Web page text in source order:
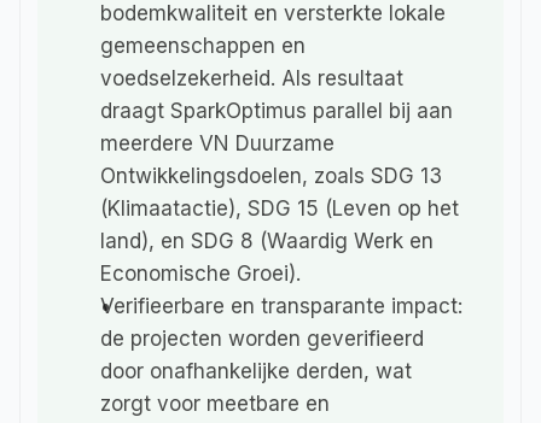
bodemkwaliteit en versterkte lokale
gemeenschappen en
voedselzekerheid. Als resultaat
draagt SparkOptimus parallel bij aan
meerdere VN Duurzame
Ontwikkelingsdoelen, zoals SDG 13
(Klimaatactie), SDG 15 (Leven op het
land), en SDG 8 (Waardig Werk en
Economische Groei).
Verifieerbare en transparante impact:
de projecten worden geverifieerd
door onafhankelijke derden, wat
zorgt voor meetbare en